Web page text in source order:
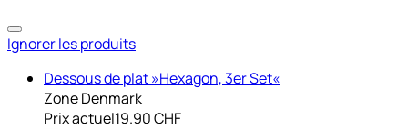
Ignorer les produits
Dessous de plat »Hexagon, 3er Set«
Zone Denmark
Prix actuel19.90 CHF